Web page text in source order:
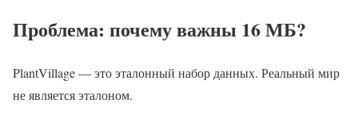
Проблема: почему важны 16 МБ?
PlantVillage — это эталонный набор данных. Реальный мир
не является эталоном.